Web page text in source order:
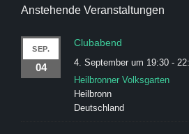
Anstehende Veranstaltungen
SEP.
04
Clubabend
4. September um 19:30 -
Heilbronner Volksgarten
Heilbronn
Deutschland